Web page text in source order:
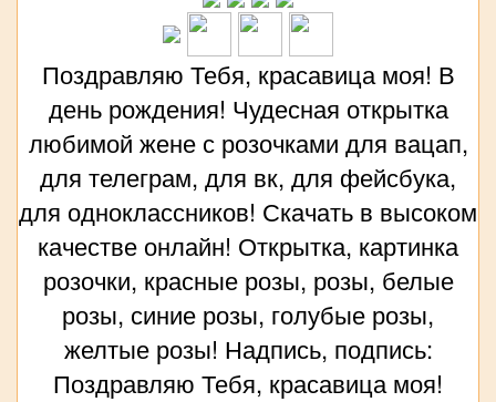
Поздравляю Тебя, красавица моя! В
день рождения! Чудесная открытка
любимой жене с розочками для вацап,
для телеграм, для вк, для фейсбука,
для одноклассников! Скачать в высоком
качестве онлайн! Открытка, картинка
розочки, красные розы, розы, белые
розы, синие розы, голубые розы,
желтые розы! Надпись, подпись:
Поздравляю Тебя, красавица моя!